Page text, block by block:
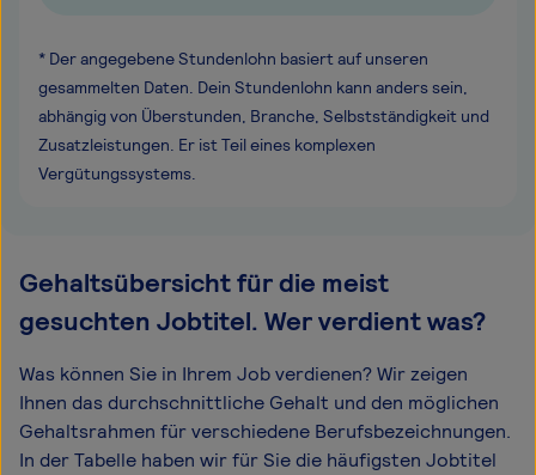
* Der angegebene Stundenlohn basiert auf unseren
gesammelten Daten. Dein Stundenlohn kann anders sein,
abhängig von Überstunden, Branche, Selbstständigkeit und
Zusatzleistungen. Er ist Teil eines komplexen
Vergütungssystems.
Gehaltsübersicht für die meist
gesuchten Jobtitel. Wer verdient was?
Was können Sie in Ihrem Job verdienen? Wir zeigen
Ihnen das durchschnittliche Gehalt und den möglichen
Gehaltsrahmen für verschiedene Berufsbezeichnungen.
In der Tabelle haben wir für Sie die häufigsten Jobtitel